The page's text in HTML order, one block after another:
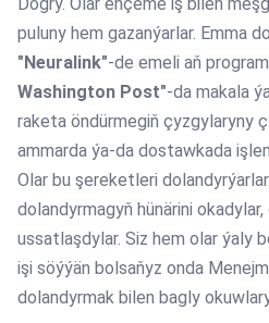
puluny hem gazanýarlar. Emma
"Neuralink"-de emeli aň
Washington Post"-da makala
raketa öndürmegiň çyzgylaryny
ammarda ýa-da dostawkada
Olar bu şereketleri
dolandyrmagyň hünärini
ussatlaşdylar. Siz hem olar ýaly
işi söýýän bolsaňyz onda
dolandyrmak bilen bagly